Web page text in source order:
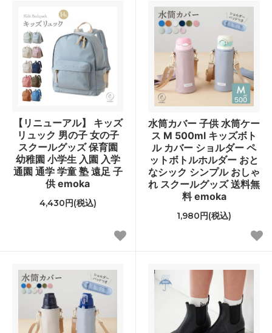
【リニューアル】 キッズ
リュック 男の子 女の子
スクールグッズ 保育園
幼稚園 小学生 入園 入学
通園 通学 学童 塾 遠足 子
供 emoka
4,430円(税込)
水筒カバー 子供 水筒ケー
ス M 500ml キッズボト
ル カバー ショルダー ペ
ットボトルホルダー おと
なシック シンプル おしゃ
れ スクールグッズ 送料無
料 emoka
1,980円(税込)